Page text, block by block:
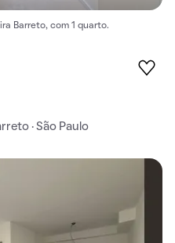
Barreto, com 1 quarto.
· São Paulo